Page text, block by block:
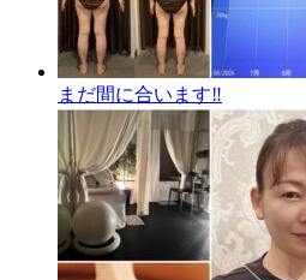
まだ間に合います‼️